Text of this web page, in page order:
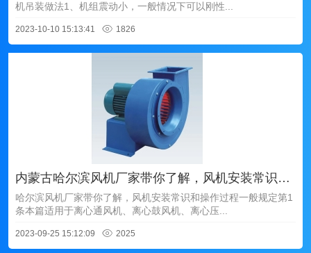
机吊装做法1、机组震动小，一般情况下可以刚性...
2023-10-10 15:13:41 1826
内蒙古哈尔滨风机厂家带你了解，风机安装常识和操作过程
哈尔滨风机厂家带你了解，风机安装常识和操作过程一般规定第1
条本篇适用于离心通风机、离心鼓风机、离心压...
2023-09-25 15:12:09 2025